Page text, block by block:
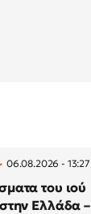
06.08.2026 - 13:27
του ιού
Ελλάδα –